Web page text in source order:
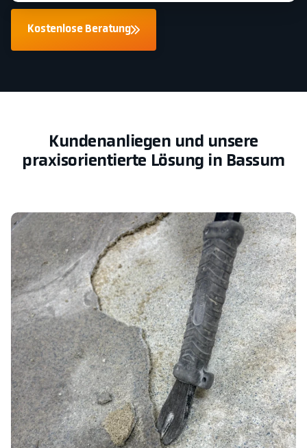
Kostenlose Beratung
Kundenanliegen und unsere
praxisorientierte Lösung in Bassum